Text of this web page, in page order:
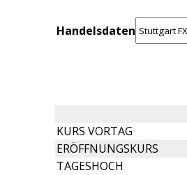
Handelsdaten
KURS VORTAG
ERÖFFNUNGSKURS
TAGESHOCH